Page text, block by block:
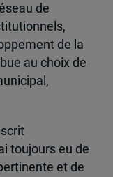
de
de la
au choix de
toujours eu de
et de